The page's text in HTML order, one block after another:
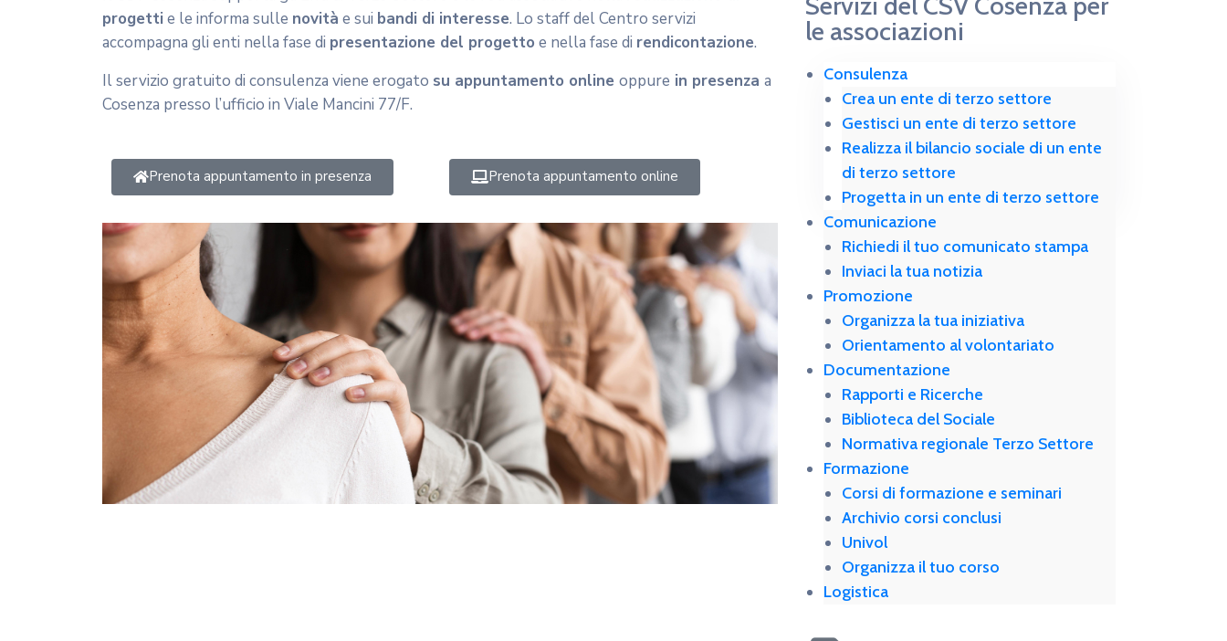
progetti e le informa sulle novità e sui bandi di interesse. Lo staff del Centro servizi
accompagna gli enti nella fase di presentazione del progetto e nella fase di rendicontazione.
Il servizio gratuito di consulenza viene erogato su appuntamento online oppure in presenza a
Cosenza presso l’ufficio in Viale Mancini 77/F.
Prenota appuntamento in presenza Prenota appuntamento online
le associazioni
Consulenza
Crea un ente di terzo settore
Gestisci un ente di terzo settore
Realizza il bilancio sociale di un ente
di terzo settore
Progetta in un ente di terzo settore
Comunicazione
Richiedi il tuo comunicato stampa
Inviaci la tua notizia
Promozione
Organizza la tua iniziativa
Orientamento al volontariato
Documentazione
Rapporti e Ricerche
Biblioteca del Sociale
Normativa regionale Terzo Settore
Formazione
Corsi di formazione e seminari
Archivio corsi conclusi
Univol
Organizza il tuo corso
Logistica